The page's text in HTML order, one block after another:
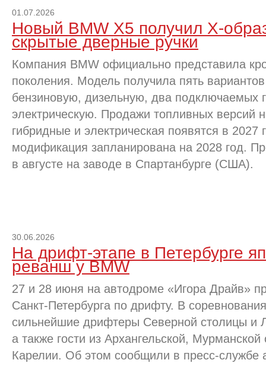
01.07.2026
Новый BMW X5 получил X-
скрытые дверные ручки
Компания BMW официально представила
поколения. Модель получила пять
бензиновую, дизельную, два подключаемых
электрическую. Продажи топливных версий
гибридные и электрическая появятся в 2027
модификация запланирована на 2028 год.
в августе на заводе в Спартанбурге (США).
30.06.2026
На дрифт-этапе в Петербурге
реванш у BMW
27 и 28 июня на автодроме «Игора Драйв»
Санкт-Петербурга по дрифту. В
сильнейшие дрифтеры Северной столицы и
а также гости из Архангельской,
Карелии. Об этом сообщили в пресс-службе